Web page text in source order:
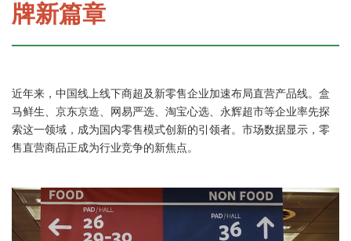
牌新篇章
近年来，中国线上线下商超及新零售企业加速布局直营产品线。盒
马鲜生、京东京造、网易严选、淘宝心选、永辉超市等企业率先探
索这一领域，成为国内零售模式创新的引领者。市场数据显示，​零
售直营商品正成为行业竞争的新焦点。